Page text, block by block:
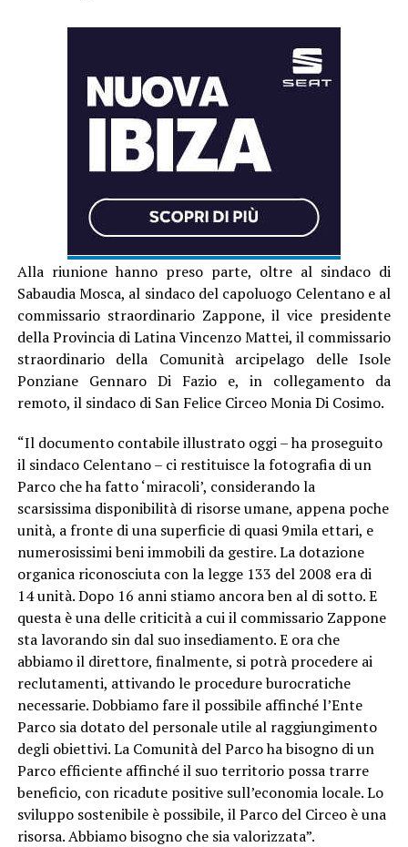
Alla riunione hanno preso parte, oltre al sindaco di
Sabaudia Mosca, al sindaco del capoluogo Celentano e al
commissario straordinario Zappone, il vice presidente
della Provincia di Latina Vincenzo Mattei, il commissario
straordinario della Comunità arcipelago delle Isole
Ponziane Gennaro Di Fazio e, in collegamento da
remoto, il sindaco di San Felice Circeo Monia Di Cosimo.
“Il documento contabile illustrato oggi – ha proseguito
il sindaco Celentano – ci restituisce la fotografia di un
Parco che ha fatto ‘miracoli’, considerando la
scarsissima disponibilità di risorse umane, appena poche
unità, a fronte di una superficie di quasi 9mila ettari, e
numerosissimi beni immobili da gestire. La dotazione
organica riconosciuta con la legge 133 del 2008 era di
14 unità. Dopo 16 anni stiamo ancora ben al di sotto. E
questa è una delle criticità a cui il commissario Zappone
sta lavorando sin dal suo insediamento. E ora che
abbiamo il direttore, finalmente, si potrà procedere ai
reclutamenti, attivando le procedure burocratiche
necessarie. Dobbiamo fare il possibile affinché l’Ente
Parco sia dotato del personale utile al raggiungimento
degli obiettivi. La Comunità del Parco ha bisogno di un
Parco efficiente affinché il suo territorio possa trarre
beneficio, con ricadute positive sull’economia locale. Lo
sviluppo sostenibile è possibile, il Parco del Circeo è una
risorsa. Abbiamo bisogno che sia valorizzata”.